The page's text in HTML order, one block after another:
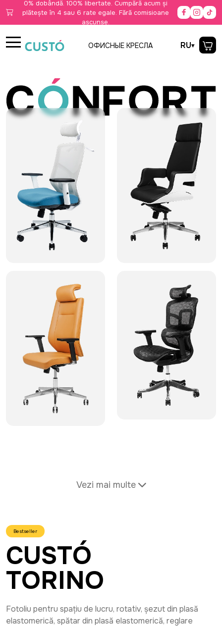
0% dobândă. 100% libertate. Cumpără acum și
plătește în 4 sau 6 rate egale. Fără comisioane
ascunse.
ОФИСНЫЕ КРЕСЛА RU
Vezi mai multe
Bestseller
CUSTÓ
TORINO
Fotoliu pentru spațiu de lucru, rotativ, șezut din plasă
elastomerică, spătar din plasă elastomerică, reglare